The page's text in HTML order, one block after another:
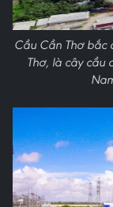
Cầu Cần Thơ bắc
Thơ, là cây cầu